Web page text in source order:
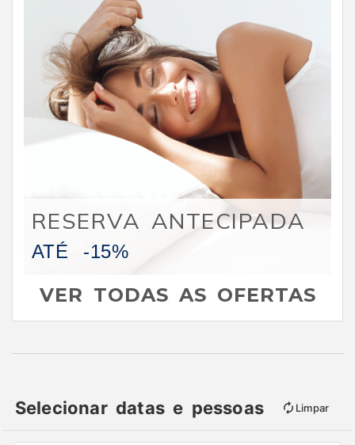
RESERVA ANTECIPADA
ATÉ -15%
VER TODAS AS OFERTAS
Selecionar datas e pessoas Limpar